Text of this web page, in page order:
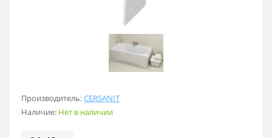
Производитель:CERSANIT
Наличие: Нет в наличии